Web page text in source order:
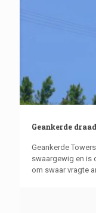
Geankerde
Geankerde
swaargewig en is
om swaar vragte